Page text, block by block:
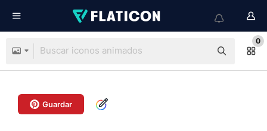
0
Guardar